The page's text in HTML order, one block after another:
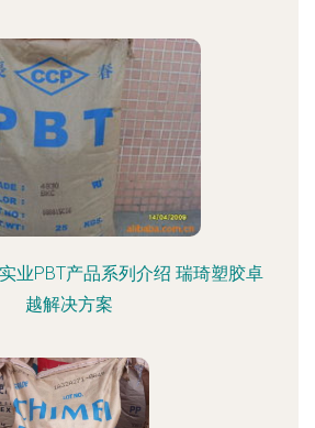
业PBT产品系列介绍 瑞琦塑胶卓
越解决方案